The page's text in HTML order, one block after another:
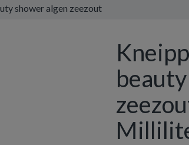
shower algen zeezout